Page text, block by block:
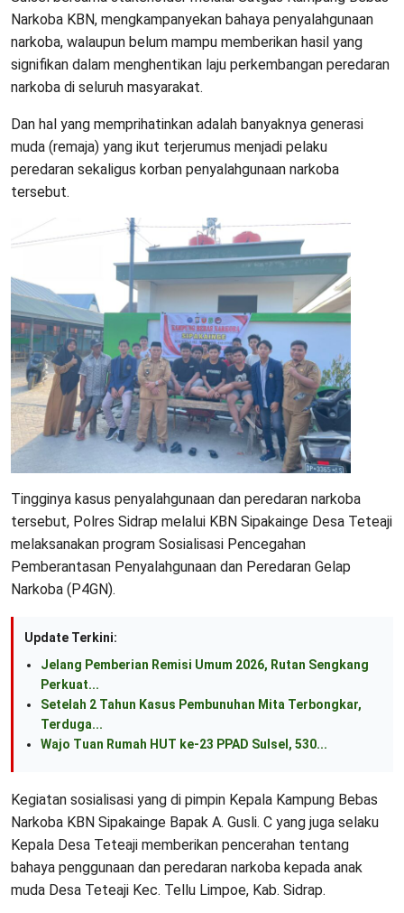
Narkoba KBN, mengkampanyekan bahaya penyalahgunaan
narkoba, walaupun belum mampu memberikan hasil yang
signifikan dalam menghentikan laju perkembangan peredaran
narkoba di seluruh masyarakat.
Dan hal yang memprihatinkan adalah banyaknya generasi
muda (remaja) yang ikut terjerumus menjadi pelaku
peredaran sekaligus korban penyalahgunaan narkoba
tersebut.
Tingginya kasus penyalahgunaan dan peredaran narkoba
tersebut, Polres Sidrap melalui KBN Sipakainge Desa Teteaji
melaksanakan program Sosialisasi Pencegahan
Pemberantasan Penyalahgunaan dan Peredaran Gelap
Narkoba (P4GN).
Update Terkini:
Jelang Pemberian Remisi Umum 2026, Rutan Sengkang
Perkuat...
Setelah 2 Tahun Kasus Pembunuhan Mita Terbongkar,
Terduga...
Wajo Tuan Rumah HUT ke-23 PPAD Sulsel, 530...
Kegiatan sosialisasi yang di pimpin Kepala Kampung Bebas
Narkoba KBN Sipakainge Bapak A. Gusli. C yang juga selaku
Kepala Desa Teteaji memberikan pencerahan tentang
bahaya penggunaan dan peredaran narkoba kepada anak
muda Desa Teteaji Kec. Tellu Limpoe, Kab. Sidrap.